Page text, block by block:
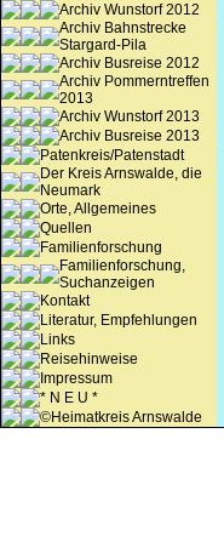
Archiv Wunstorf 2012
Archiv Bahnstrecke
Stargard-Pila
Archiv Busreise 2012
Archiv Pommerntreffen
2013
Archiv Wunstorf 2013
Archiv Busreise 2013
Patenkreis/Patenstadt
Der Kreis Arnswalde, die
Neumark
Orte, Allgemeines
Quellen
Familienforschung
Familienforschung,
Suchanzeigen
Kontakt
Literatur, Empfehlungen
Links
Reisehinweise
Impressum
* N E U *
©Heimatkreis Arnswalde